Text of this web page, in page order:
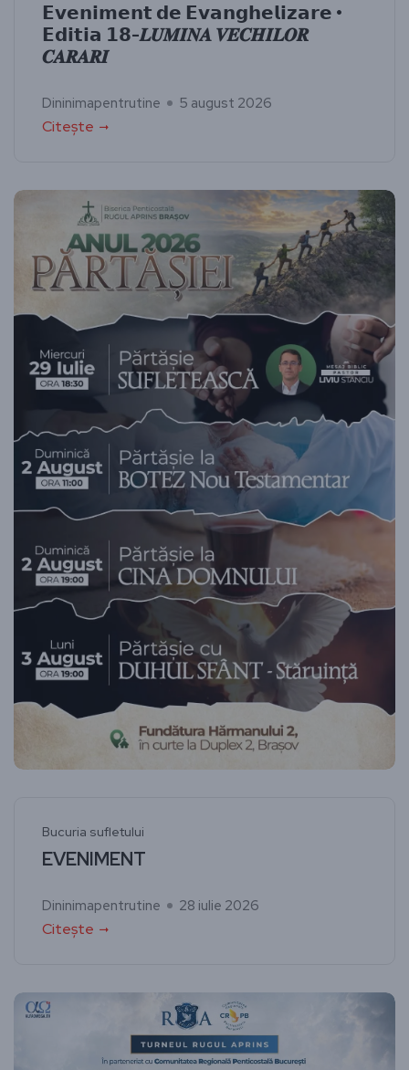
𝗘𝘃𝗲𝗻𝗶𝗺𝗲𝗻𝘁 𝗱𝗲 𝗘𝘃𝗮𝗻𝗴𝗵𝗲𝗹𝗶𝘇𝗮𝗿𝗲 •
𝗘𝗱𝗶𝘁𝗶𝗮 𝟭𝟴-𝑳𝑼𝑴𝑰𝑵𝑨 𝑽𝑬𝑪𝑯𝑰𝑳𝑶𝑹
𝑪𝑨𝑹𝑨𝑹𝑰
Dininimapentrutine 5 august 2026
Citește
Bucuria sufletului
EVENIMENT
Dininimapentrutine 28 iulie 2026
Citește